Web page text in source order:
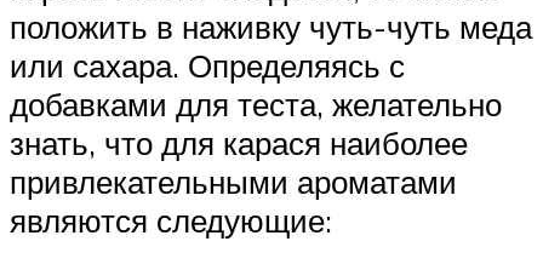
положить в наживку чуть-чуть меда
или сахара. Определяясь с
добавками для теста, желательно
знать, что для карася наиболее
привлекательными ароматами
являются следующие: